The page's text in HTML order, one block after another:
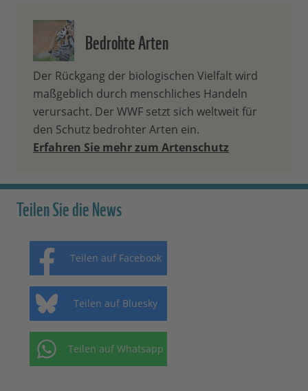
Bedrohte Arten
Der Rückgang der biologischen Vielfalt wird
maßgeblich durch menschliches Handeln
verursacht. Der WWF setzt sich weltweit für
den Schutz bedrohter Arten ein.
Erfahren Sie mehr zum Artenschutz
Teilen Sie die News
Teilen auf Facebook
Teilen auf Bluesky
Teilen auf Whatsapp